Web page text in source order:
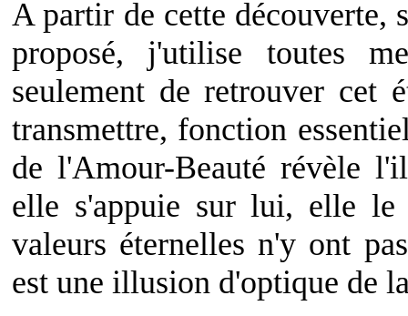
A partir de cette découverte,
proposé, j'utilise toutes
seulement de retrouver cet
transmettre, fonction
de l'Amour-Beauté révèle
elle s'appuie sur lui, elle le
valeurs éternelles n'y ont
est une illusion d'optique de